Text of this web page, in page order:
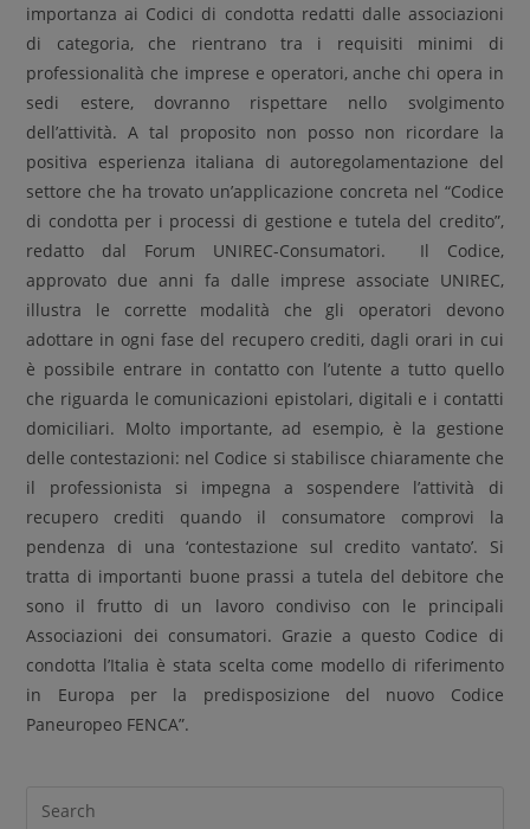
importanza ai Codici di condotta redatti dalle associazioni
di categoria, che rientrano tra i requisiti minimi di
professionalità che imprese e operatori, anche chi opera in
sedi estere, dovranno rispettare nello svolgimento
dell’attività. A tal proposito non posso non ricordare la
positiva esperienza italiana di autoregolamentazione del
settore che ha trovato un’applicazione concreta nel “Codice
di condotta per i processi di gestione e tutela del credito”,
redatto dal Forum UNIREC-Consumatori. Il Codice,
approvato due anni fa dalle imprese associate UNIREC,
illustra le corrette modalità che gli operatori devono
adottare in ogni fase del recupero crediti, dagli orari in cui
è possibile entrare in contatto con l’utente a tutto quello
che riguarda le comunicazioni epistolari, digitali e i contatti
domiciliari. Molto importante, ad esempio, è la gestione
delle contestazioni: nel Codice si stabilisce chiaramente che
il professionista si impegna a sospendere l’attività di
recupero crediti quando il consumatore comprovi la
pendenza di una ‘contestazione sul credito vantato’. Si
tratta di importanti buone prassi a tutela del debitore che
sono il frutto di un lavoro condiviso con le principali
Associazioni dei consumatori. Grazie a questo Codice di
condotta l’Italia è stata scelta come modello di riferimento
in Europa per la predisposizione del nuovo Codice
Paneuropeo FENCA”.